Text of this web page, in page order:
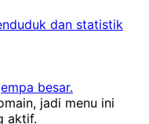
dan statistik
besar.
jadi menu ini
aktif.